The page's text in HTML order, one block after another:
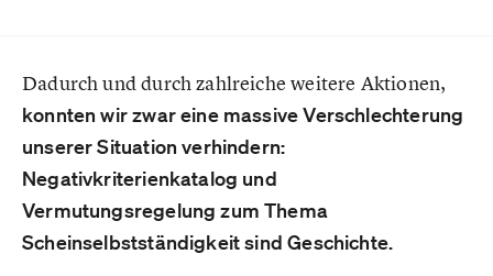
Dadurch und durch zahlreiche weitere Aktionen,
konnten wir zwar eine massive Verschlechterung
unserer Situation verhindern:
Negativkriterienkatalog und
Vermutungsregelung zum Thema
Scheinselbstständigkeit sind Geschichte.